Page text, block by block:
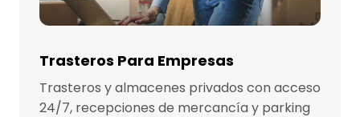
Trasteros Para Empresas
Trasteros y almacenes privados con acceso
24/7, recepciones de mercancía y parking